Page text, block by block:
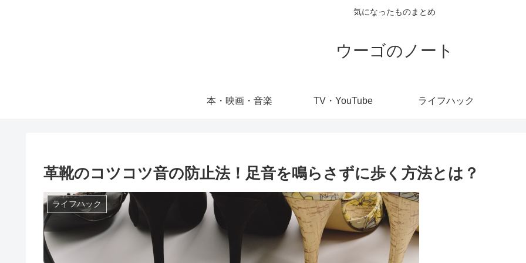
気になったものまとめ
ウーゴのノート
本・映画・音楽 TV・YouTube ライフハック
革靴のコツコツ音の防止法！足音を鳴らさずに歩く方法とは？
ライフハック